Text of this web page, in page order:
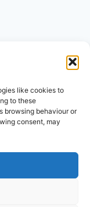
like cookies to
to these
browsing behaviour or
consent, may
politika